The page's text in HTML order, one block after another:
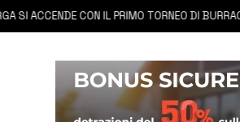
CON IL PRIMO TORNEO DI BURRACO